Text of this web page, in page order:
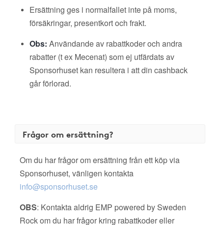
Ersättning ges i normalfallet inte på moms,
försäkringar, presentkort och frakt.
Obs: Användande av rabattkoder och andra
rabatter (t ex Mecenat) som ej utfärdats av
Sponsorhuset kan resultera i att din cashback
går förlorad.
Frågor om ersättning?
Om du har frågor om ersättning från ett köp via
Sponsorhuset, vänligen kontakta
info@sponsorhuset.se
OBS: Kontakta aldrig EMP powered by Sweden
Rock om du har frågor kring rabattkoder eller